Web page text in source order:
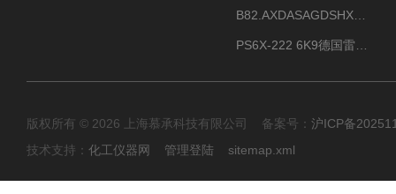
版权所有 © 2026 上海慕承科技有限公司 备案号： 沪ICP备
技术支持： 化工仪器网 管理登陆 sitemap.xml